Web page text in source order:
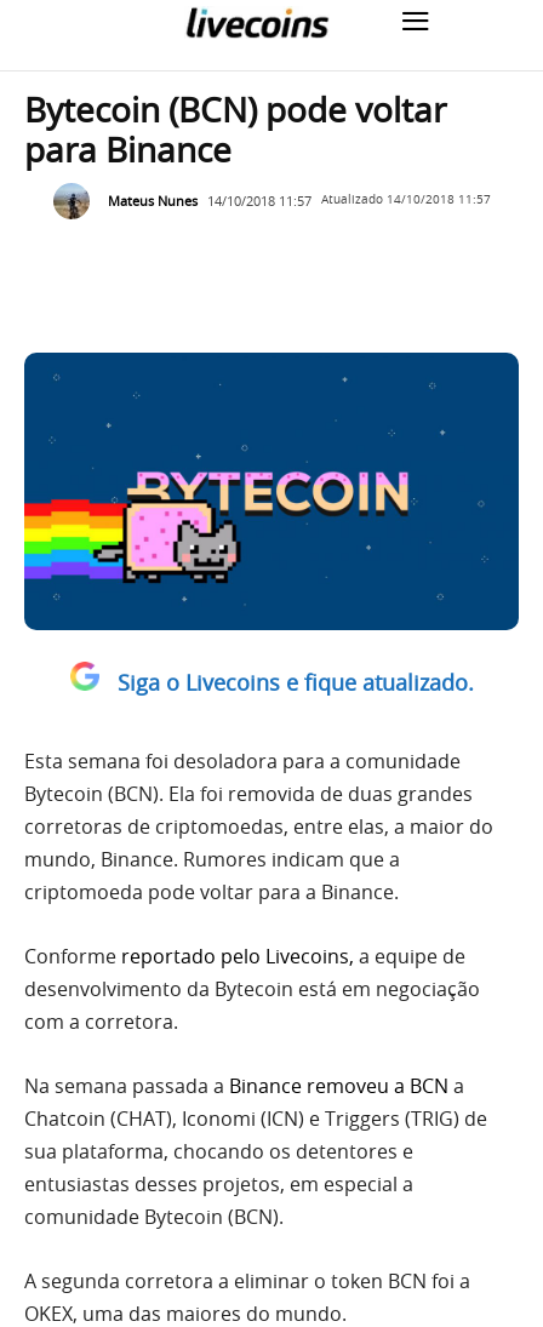
Bytecoin (BCN) pode voltar
para Binance
Mateus Nunes 14/10/2018 11:57 Atualizado 14/10/2018 11:57
Siga o Livecoins e fique atualizado.
Esta semana foi desoladora para a comunidade
Bytecoin (BCN). Ela foi removida de duas grandes
corretoras de criptomoedas, entre elas, a maior do
mundo, Binance. Rumores indicam que a
criptomoeda pode voltar para a Binance.
Conforme reportado pelo Livecoins, a equipe de
desenvolvimento da Bytecoin está em negociação
com a corretora.
Na semana passada a Binance removeu a BCN a
Chatcoin (CHAT), Iconomi (ICN) e Triggers (TRIG) de
sua plataforma, chocando os detentores e
entusiastas desses projetos, em especial a
comunidade Bytecoin (BCN).
A segunda corretora a eliminar o token BCN foi a
OKEX, uma das maiores do mundo.